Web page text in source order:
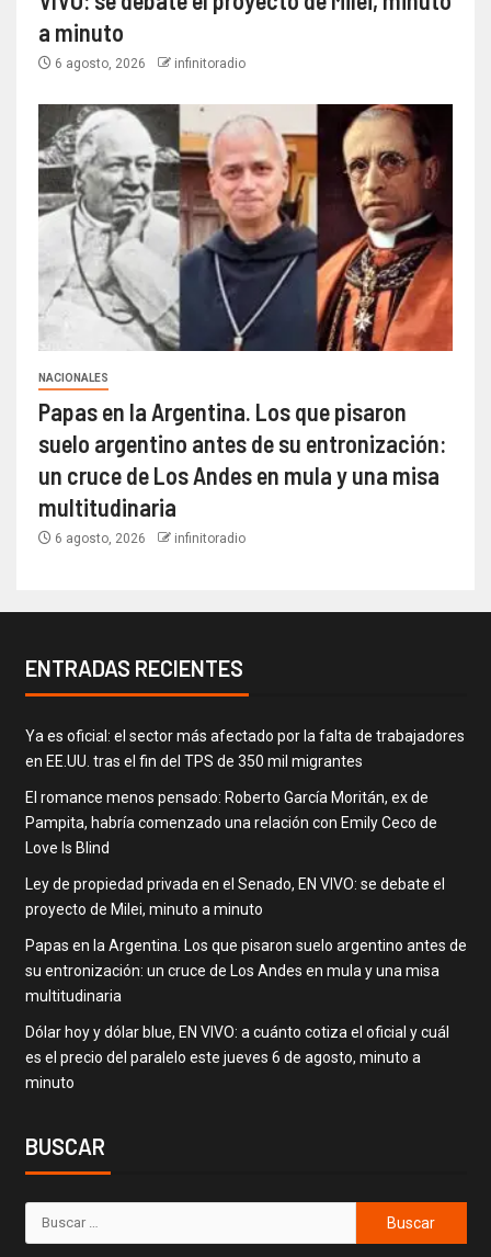
a minuto
6 agosto, 2026 infinitoradio
NACIONALES
Papas en la Argentina. Los que pisaron
suelo argentino antes de su entronización:
un cruce de Los Andes en mula y una misa
multitudinaria
6 agosto, 2026 infinitoradio
ENTRADAS RECIENTES
Ya es oficial: el sector más afectado por la falta de trabajadores
en EE.UU. tras el fin del TPS de 350 mil migrantes
El romance menos pensado: Roberto García Moritán, ex de
Pampita, habría comenzado una relación con Emily Ceco de
Love Is Blind
Ley de propiedad privada en el Senado, EN VIVO: se debate el
proyecto de Milei, minuto a minuto
Papas en la Argentina. Los que pisaron suelo argentino antes de
su entronización: un cruce de Los Andes en mula y una misa
multitudinaria
Dólar hoy y dólar blue, EN VIVO: a cuánto cotiza el oficial y cuál
es el precio del paralelo este jueves 6 de agosto, minuto a
minuto
BUSCAR